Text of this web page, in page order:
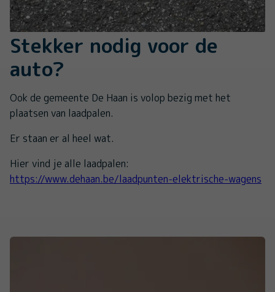
Stekker nodig voor de
auto?
Ook de gemeente De Haan is volop bezig met het
plaatsen van laadpalen.
Er staan er al heel wat.
Hier vind je alle laadpalen:
https://www.dehaan.be/laadpunten-elektrische-wagens